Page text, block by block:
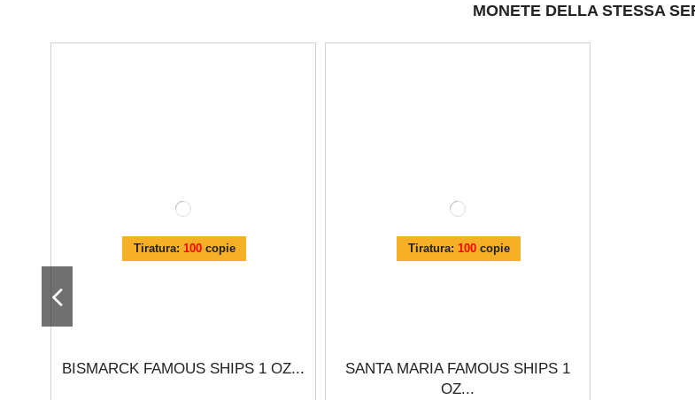
MONETE DELLA STESSA
Tiratura: 100copie
BISMARCK FAMOUS SHIPS 1 OZ...
Tiratura: 100copie
SANTA MARIA FAMOUS SHIPS 1
OZ...